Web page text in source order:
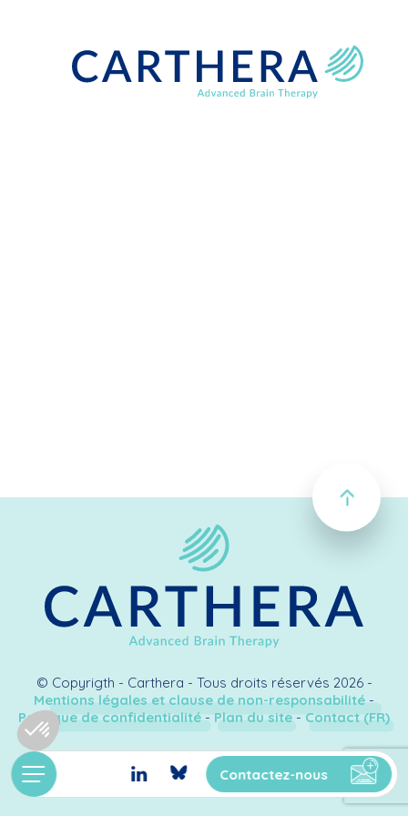
Contactez-nous
© Copyrigth - Carthera - Tous droits réservés 2026 -
Mentions légales et clause de non-responsabilité -
Politique de confidentialité - Plan du site - Contact (FR)
Création & développementKookline